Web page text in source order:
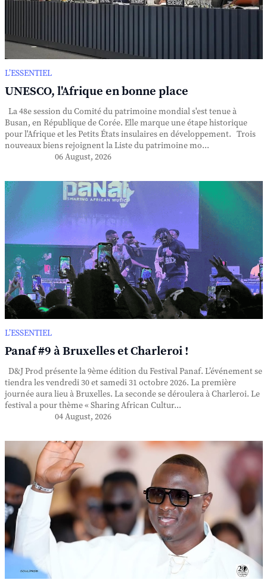
L’ESSENTIEL
UNESCO, l'Afrique en bonne place
La 48e session du Comité du patrimoine mondial s'est tenue à
Busan, en République de Corée. Elle marque une étape historique
pour l'Afrique et les Petits États insulaires en développement. Trois
nouveaux biens rejoignent la Liste du patrimoine mo...
06 August, 2026
L’ESSENTIEL
Panaf #9 à Bruxelles et Charleroi !
D&J Prod présente la 9ème édition du Festival Panaf. L’événement se
tiendra les vendredi 30 et samedi 31 octobre 2026. La première
journée aura lieu à Bruxelles. La seconde se déroulera à Charleroi. Le
festival a pour thème « Sharing African Cultur...
04 August, 2026